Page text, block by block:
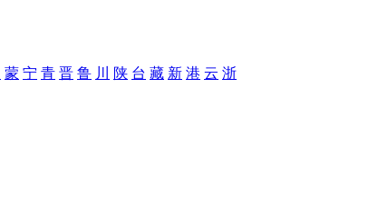
蒙 宁 青 晋 鲁 川 陕 台 藏 新 港 云 浙